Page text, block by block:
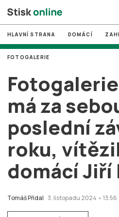
# MUNI
# Brno
# volby
login PŘIHLÁSIT SE
Zapomněli jste heslo?
HLAVNÍ STRANA DOMÁCÍ
má za
poslední
roku,
domácí Jiří
Tomáš Přidal 3. listopadu 2024 • 13:56
FOTOGALERIE